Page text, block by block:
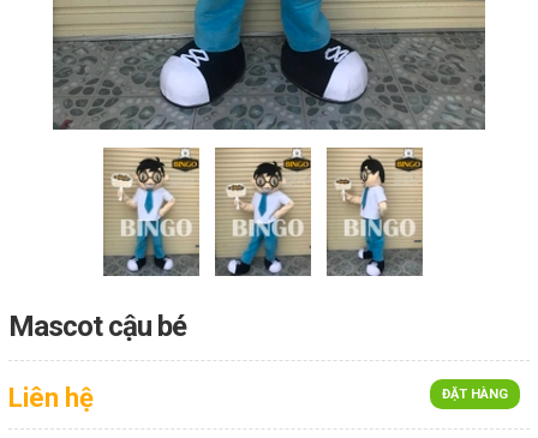
Mascot cậu bé
ĐẶT HÀNG
Liên hệ